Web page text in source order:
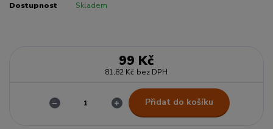
Dostupnost Skladem
99 Kč
81,82 Kč bez DPH
Přidat do košíku